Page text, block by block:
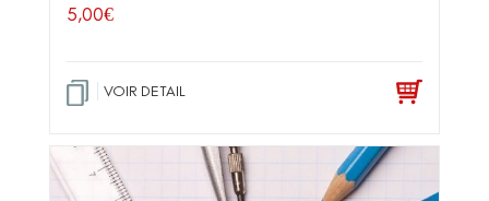
5,00€
VOIR DETAIL